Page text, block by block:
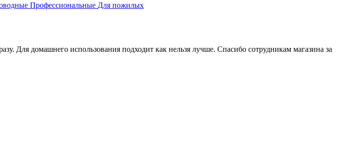
Профессиональные Для пожилых
Для домашнего использования подходит как нельзя лучше. Спасибо сотрудникам магазина за